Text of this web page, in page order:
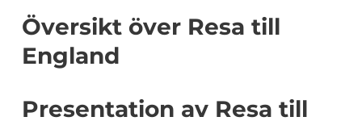
Översikt över Resa till
England
Presentation av Resa till